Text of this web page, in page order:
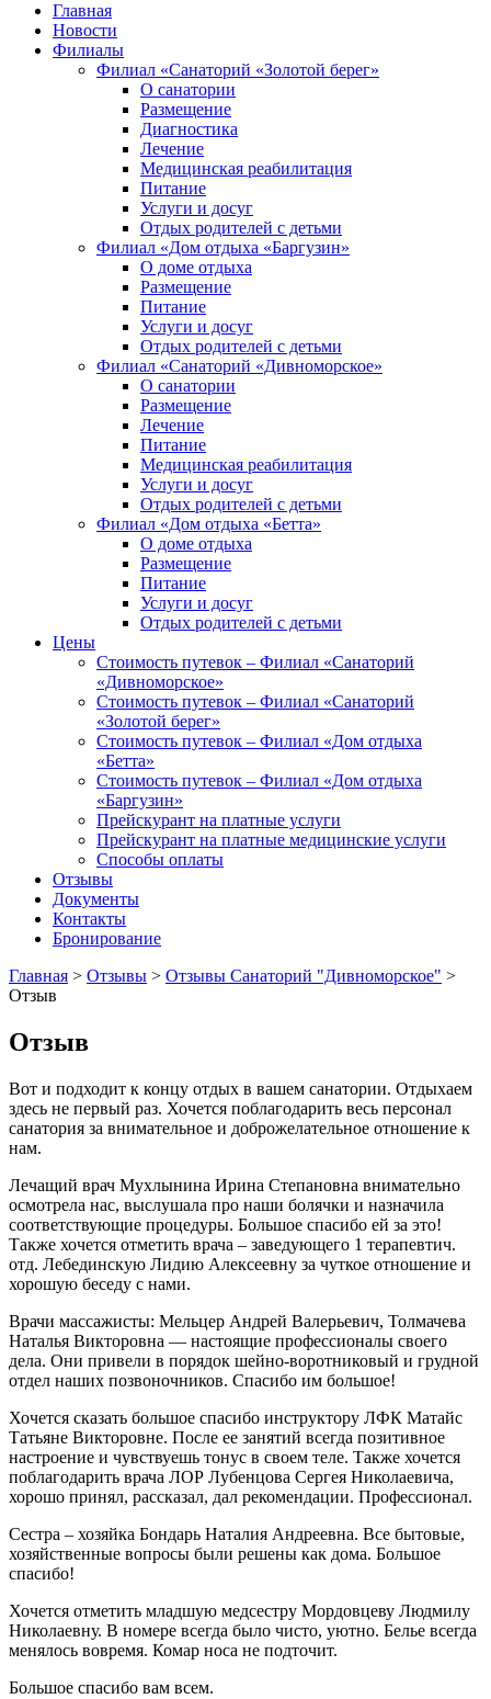
Главная
Новости
Филиалы
Филиал «Санаторий «Золотой берег»
О санатории
Размещение
Диагностика
Лечение
Медицинская реабилитация
Питание
Услуги и досуг
Отдых родителей с детьми
Филиал «Дом отдыха «Баргузин»
О доме отдыха
Размещение
Питание
Услуги и досуг
Отдых родителей с детьми
Филиал «Санаторий «Дивноморское»
О санатории
Размещение
Лечение
Питание
Медицинская реабилитация
Услуги и досуг
Отдых родителей с детьми
Филиал «Дом отдыха «Бетта»
О доме отдыха
Размещение
Питание
Услуги и досуг
Отдых родителей с детьми
Цены
Стоимость путевок – Филиал «Санаторий
«Дивноморское»
Стоимость путевок – Филиал «Санаторий
«Золотой берег»
Стоимость путевок – Филиал «Дом отдыха
«Бетта»
Стоимость путевок – Филиал «Дом отдыха
«Баргузин»
Прейскурант на платные услуги
Прейскурант на платные медицинские услуги
Способы оплаты
Отзывы
Документы
Контакты
Бронирование
Главная > Отзывы > Отзывы Санаторий "Дивноморское" >
Отзыв
Отзыв
Вот и подходит к концу отдых в вашем санатории. Отдыхаем
здесь не первый раз. Хочется поблагодарить весь персонал
санатория за внимательное и доброжелательное отношение к
нам.
Лечащий врач Мухлынина Ирина Степановна внимательно
осмотрела нас, выслушала про наши болячки и назначила
соответствующие процедуры. Большое спасибо ей за это!
Также хочется отметить врача – заведующего 1 терапевтич.
отд. Лебединскую Лидию Алексеевну за чуткое отношение и
хорошую беседу с нами.
Врачи массажисты: Мельцер Андрей Валерьевич, Толмачева
Наталья Викторовна — настоящие профессионалы своего
дела. Они привели в порядок шейно-воротниковый и грудной
отдел наших позвоночников. Спасибо им большое!
Хочется сказать большое спасибо инструктору ЛФК Матайс
Татьяне Викторовне. После ее занятий всегда позитивное
настроение и чувствуешь тонус в своем теле. Также хочется
поблагодарить врача ЛОР Лубенцова Сергея Николаевича,
хорошо принял, рассказал, дал рекомендации. Профессионал.
Сестра – хозяйка Бондарь Наталия Андреевна. Все бытовые,
хозяйственные вопросы были решены как дома. Большое
спасибо!
Хочется отметить младшую медсестру Мордовцеву Людмилу
Николаевну. В номере всегда было чисто, уютно. Белье всегда
менялось вовремя. Комар носа не подточит.
Большое спасибо вам всем.